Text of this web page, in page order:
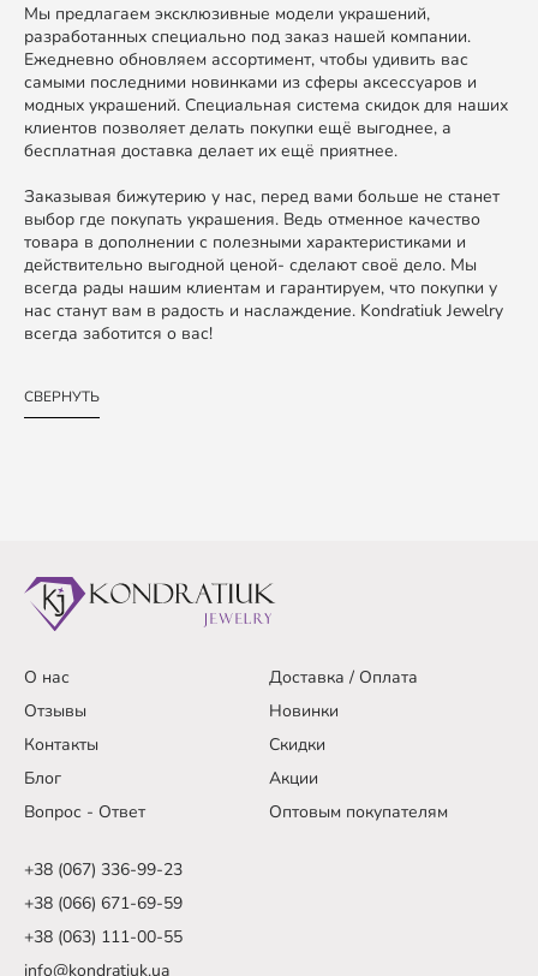
Мы предлагаем эксклюзивные модели украшений,
разработанных специально под заказ нашей компании.
Ежедневно обновляем ассортимент, чтобы удивить вас
самыми последними новинками из сферы аксессуаров и
модных украшений. Специальная система скидок для наших
клиентов позволяет делать покупки ещё выгоднее, а
бесплатная доставка делает их ещё приятнее.
Заказывая бижутерию у нас, перед вами больше не станет
выбор где покупать украшения. Ведь отменное качество
товара в дополнении с полезными характеристиками и
действительно выгодной ценой- сделают своё дело. Мы
всегда рады нашим клиентам и гарантируем, что покупки у
нас станут вам в радость и наслаждение. Kondratiuk Jewelry
всегда заботится о вас!
СВЕРНУТЬ
О нас
Доставка / Оплата
Отзывы
Новинки
Контакты
Скидки
Блог
Акции
Вопрос - Ответ
Оптовым покупателям
+38 (067) 336-99-23
+38 (066) 671-69-59
+38 (063) 111-00-55
info@kondratiuk.ua